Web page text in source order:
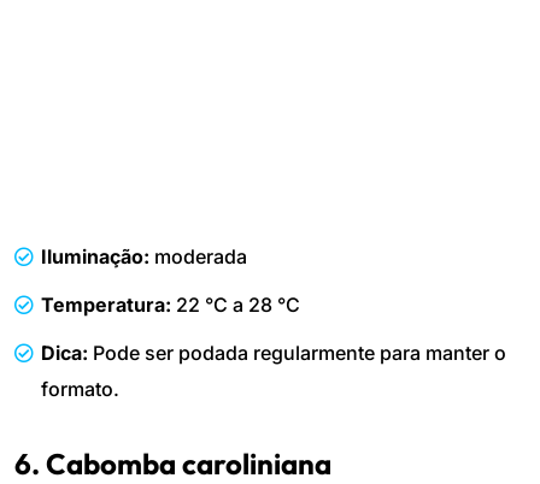
Iluminação: moderada
Temperatura: 22 °C a 28 °C
Dica: Pode ser podada regularmente para manter o
formato.
6. Cabomba caroliniana